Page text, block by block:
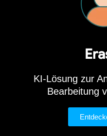
KI-Lösung zur
Bearbeitung